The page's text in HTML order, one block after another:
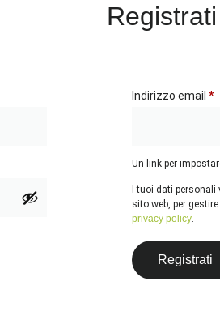
Registrati
Indirizzo email*
Un link per
I tuoi dati
sito web, per
privacy policy.
Registrati